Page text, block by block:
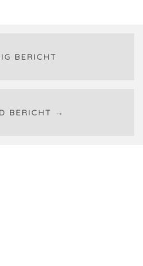
BERICHT
BERICHT →